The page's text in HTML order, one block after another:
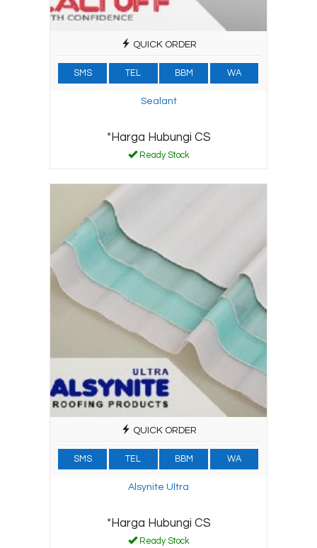
QUICK ORDER
SMS TEL BBM WA
Sealant
*Harga Hubungi CS
Ready Stock
QUICK ORDER
SMS TEL BBM WA
Alsynite Ultra
*Harga Hubungi CS
Ready Stock